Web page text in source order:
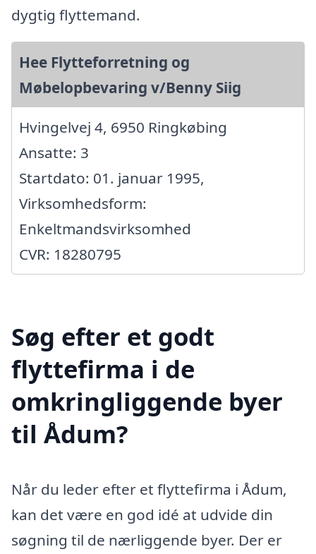
dygtig flyttemand.
Hee Flytteforretning og
Møbelopbevaring v/Benny Siig
Hvingelvej 4, 6950 Ringkøbing
Ansatte: 3
Startdato: 01. januar 1995,
Virksomhedsform:
Enkeltmandsvirksomhed
CVR: 18280795
Søg efter et godt
flyttefirma i de
omkringliggende byer
til Ådum?
Når du leder efter et flyttefirma i Ådum,
kan det være en god idé at udvide din
søgning til de nærliggende byer. Der er